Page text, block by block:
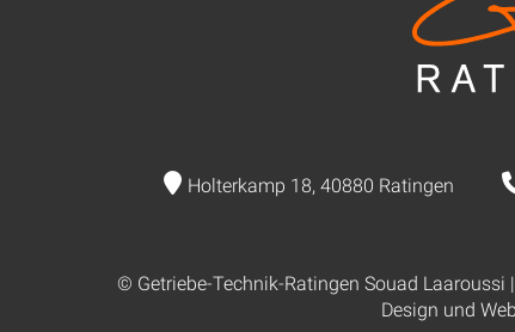
Holterkamp 18, 40880 Ratingen
© Getriebe-Technik-Ratingen Souad Laaroussi |
Design und